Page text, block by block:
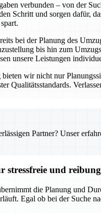
verbunden – von der
Schritt und sorgen dafür,
bei der Planung des
bis hin zum
unsere Leistungen
wir nicht nur
Qualitätsstandards.
Partner? Unser
stressfreie und
die Planung und
Egal ob bei der Suche